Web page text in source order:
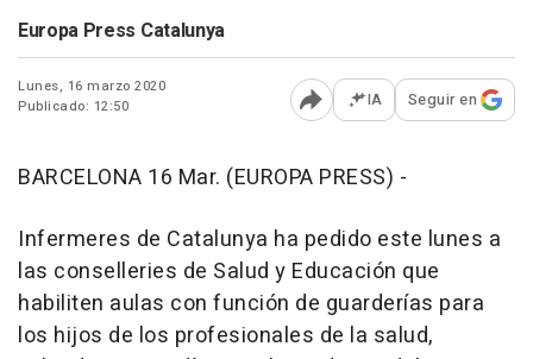
Europa Press Catalunya
Lunes, 16 marzo 2020
Publicado: 12:50
Abrir opciones para
IA Seguir en
BARCELONA 16 Mar. (EUROPA PRESS) -
Infermeres de Catalunya ha pedido este lunes a
las conselleries de Salud y Educación que
habiliten aulas con función de guarderías para
los hijos de los profesionales de la salud,